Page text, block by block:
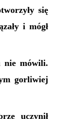
się
i mógł
nie mówili.
gorliwiej
uczynił